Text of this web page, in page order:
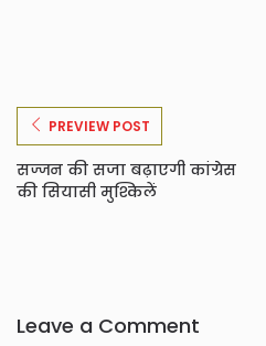
PREVIEW POST
सज्जन की सजा बढ़ाएगी कांग्रेस
की सियासी मुश्किलें
Leave a Comment